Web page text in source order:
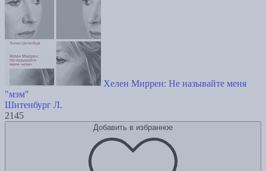
Хелен Миррен: Не называйте меня
"мэм"
Шитенбург Л.
2145
Добавить в избранное